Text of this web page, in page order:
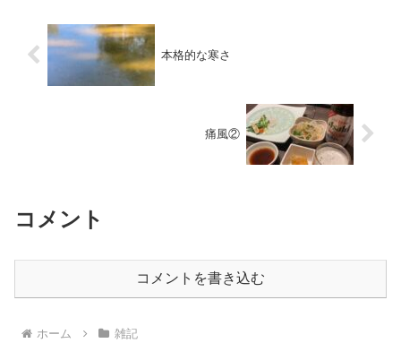
本格的な寒さ
痛風②
コメント
コメントを書き込む
ホーム 雑記